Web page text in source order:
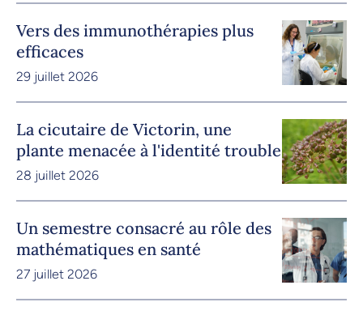
Vers des immunothérapies plus
efficaces
29 juillet 2026
La cicutaire de Victorin, une
plante menacée à l'identité trouble
28 juillet 2026
Un semestre consacré au rôle des
mathématiques en santé
27 juillet 2026